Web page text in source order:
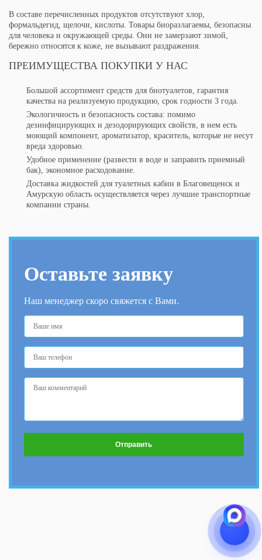
В составе перечисленных продуктов отсутствуют хлор,
формальдегид, щелочи, кислоты. Товары биоразлагаемы, безопасны
для человека и окружающей среды. Они не замерзают зимой,
бережно относятся к коже, не вызывают раздражения.
ПРЕИМУЩЕСТВА ПОКУПКИ У НАС
Большой ассортимент средств для биотуалетов, гарантия
качества на реализуемую продукцию, срок годности 3 года.
Экологичность и безопасность состава: помимо
дезинфицирующих и дезодорирующих свойств, в нем есть
моющий компонент, ароматизатор, краситель, которые не несут
вреда здоровью.
Удобное применение (развести в воде и заправить приемный
бак), экономное расходование.
Доставка жидкостей для туалетных кабин в Благовещенск и
Амурскую область осуществляется через лучшие транспортные
компании страны.
Оставьте заявку
Наш менеджер скоро свяжется с Вами.